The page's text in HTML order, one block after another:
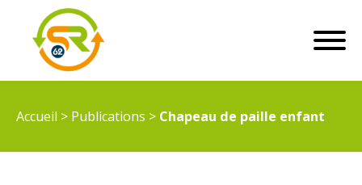
Accueil > Publications > Chapeau de paille enfant